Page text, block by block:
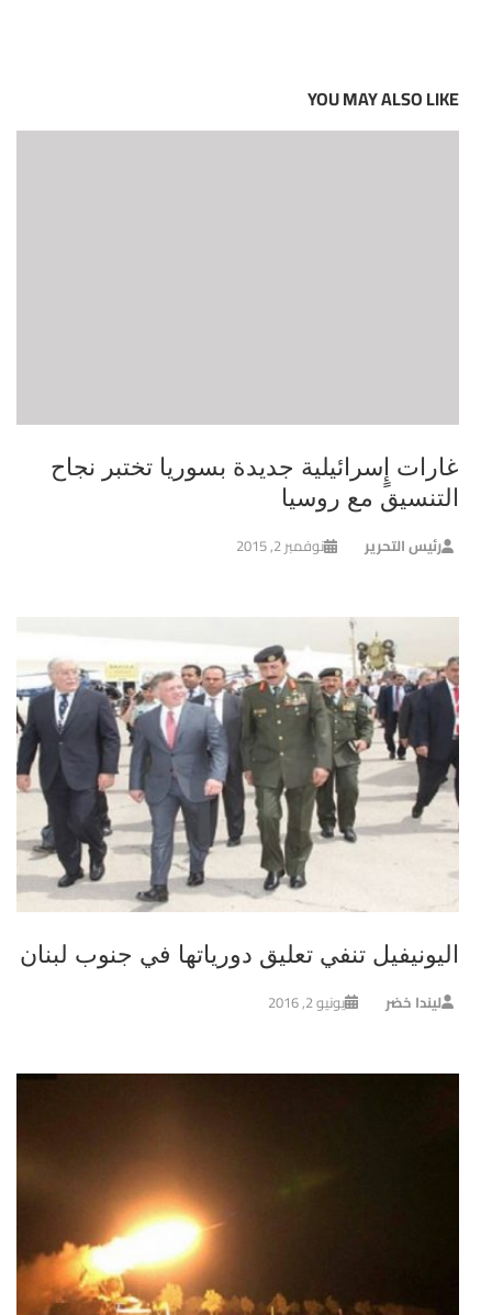
YOU MAY ALSO LIKE
غارات إٍسرائيلية جديدة بسوريا تختبر نجاح
التنسيق مع روسيا
رئيس التحرير نوفمبر 2, 2015
اليونيفيل تنفي تعليق دورياتها في جنوب لبنان
ليندا خضر يونيو 2, 2016